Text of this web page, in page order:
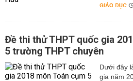
GIÁO DỤC
Đề thi thử THPT quốc gia
5 trường THPT chuyên
Dưới đây
gia năm